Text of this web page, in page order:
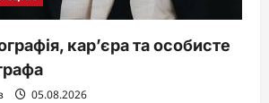
кар’єра та особисте
05.08.2026